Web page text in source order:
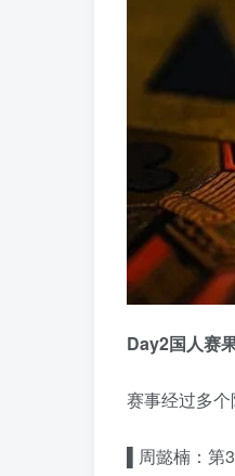
Day2国人赛
赛事经过多
▌周懿楠：